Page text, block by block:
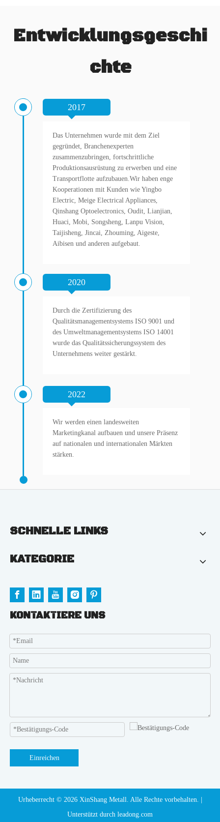
Entwicklungsgeschi
chte
2017
Das Unternehmen wurde mit dem Ziel
gegründet, Branchenexperten
zusammenzubringen, fortschrittliche
Produktionsausrüstung zu erwerben und eine
Transportflotte aufzubauen.Wir haben enge
Kooperationen mit Kunden wie Yingbo
Electric, Meige Electrical Appliances,
Qinshang Optoelectronics, Oudit, Lianjian,
Huaci, Mobi, Songsheng, Lanpu Vision,
Taijisheng, Jincai, Zhouming, Aigeste,
Aibisen und anderen aufgebaut.
2020
Durch die Zertifizierung des
Qualitätsmanagementsystems ISO 9001 und
des Umweltmanagementsystems ISO 14001
wurde das Qualitätssicherungssystem des
Unternehmens weiter gestärkt.
2022
Wir werden einen landesweiten
Marketingkanal aufbauen und unsere Präsenz
auf nationalen und internationalen Märkten
stärken.
SCHNELLE LINKS
KATEGORIE
KONTAKTIERE UNS
Einreichen
Urheberrecht ©️ 2026XinShang Metall. Alle Rechte vorbehalten. |
Unterstützt durch leadong.com